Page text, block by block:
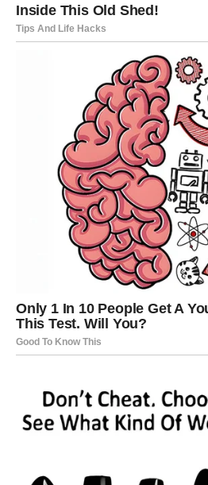
Posao, novac i životna
Na poslovnom planu, Jarac
Odluke koje donosite sada su
najvažnije – uspešne. Nema više
kolebanja. Ljudi vam veruju,
prepoznaju vašu vrednost. Mnogi
dobijaju priznanje, priliku ili
Finansije se stabilizuju, ali i rastu.
pametne poteze ili kroz nešto što
sada daje plodove. Osećaj
Lična snaga i
unutrašnji mir. Po prvi put posle
osećaj da morate sve da držite
sarađuje s vama. Svakodnevne
tačno tamo gde treba da budete.